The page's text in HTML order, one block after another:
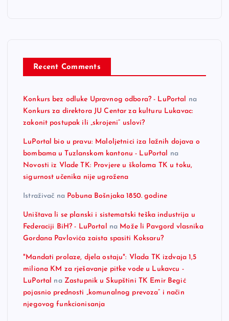
Recent Comments
Konkurs bez odluke Upravnog odbora? - LuPortal
na
Konkurs za direktora JU Centar za kulturu Lukavac:
zakonit postupak ili „skrojeni“ uslovi?
LuPortal bio u pravu: Maloljetnici iza lažnih dojava o
bombama u Tuzlanskom kantonu - LuPortal
na
Novosti iz Vlade TK: Provjere u školama TK u toku,
sigurnost učenika nije ugrožena
Istraživač na Pobuna Bošnjaka 1850. godine
Uništava li se planski i sistematski teška industrija u
Federaciji BiH? - LuPortal
na Može li Pavgord vlasnika
Gordana Pavlovića zaista spasiti Koksaru?
"Mandati prolaze, djela ostaju": Vlada TK izdvaja 1,5
miliona KM za rješavanje pitke vode u Lukavcu -
LuPortal na Zastupnik u Skupštini TK Emir Begić
pojasnio prednosti „komunalnog prevoza“ i način
njegovog funkcionisanja